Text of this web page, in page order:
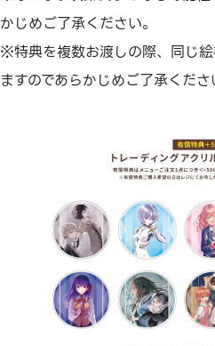
かじめご了承ください。
※特典を複数お渡しの際、同じ
ますのであらかじめご了承くださ